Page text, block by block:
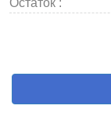
Остаток :